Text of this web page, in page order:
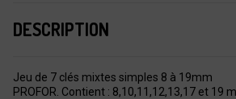
DESCRIPTION
Jeu de 7 clés mixtes simples 8 à 19mm
PROFOR. Contient : 8,10,11,12,13,17 et 19